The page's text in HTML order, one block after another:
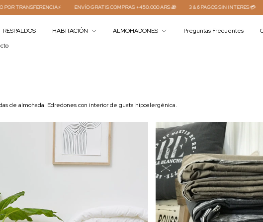
ENVÍO GRATIS COMPRAS +450.000 ARS 🎁 3 & 6 PAGOS SIN INTERES 💳 15 %
RESPALDOS HABITACIÓN ALMOHADONES Preguntas Frecuentes
de almohada. Edredones con interior de guata hipoalergénica.